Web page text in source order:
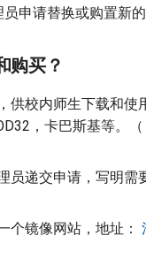
申请替换或购置新的
购买？
校内师生下载和使
，卡巴斯基等。（
员递交申请，写明需
个镜像网站，地址：